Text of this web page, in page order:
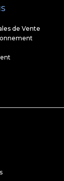
de Vente